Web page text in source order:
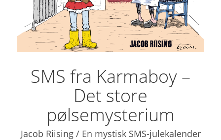
SMS fra Karmaboy –
Det store
pølsemysterium
Jacob Riising / En mystisk SMS-julekalender